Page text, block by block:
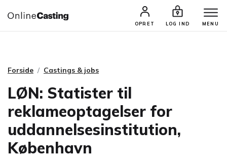
OPRET LOG IND MENU
CASTINGS & JOBS SØG PROFIL
Forside Castings & jobs
LØN: Statister til
reklameoptagelser for
uddannelsesinstitution,
København